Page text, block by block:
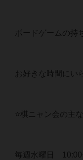
ボードゲームの持
お好きな時間にい
⭐️棋ニャン会の主
毎週水曜日